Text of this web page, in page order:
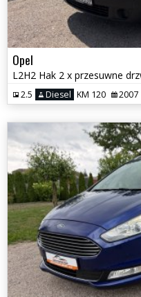
Opel
L2H2 Hak 2 x przesuwne
2.5 Diesel KM 120 2007